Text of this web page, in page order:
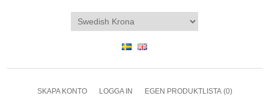
SKAPA KONTO LOGGA IN EGEN PRODUKTLISTA (0)